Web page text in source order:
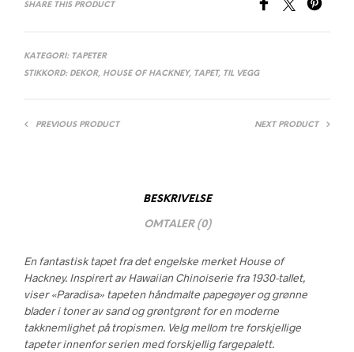
SHARE THIS PRODUCT
KATEGORI: TAPETER
STIKKORD: DEKOR, HOUSE OF HACKNEY, TAPET, TIL VEGG
PREVIOUS PRODUCT NEXT PRODUCT
BESKRIVELSE
OMTALER (0)
En fantastisk tapet fra det engelske merket House of
Hackney. Inspirert av Hawaiian Chinoiserie fra 1930-tallet,
viser «Paradisa» tapeten håndmalte papegøyer og grønne
blader i toner av sand og grøntgrønt for en moderne
takknemlighet på tropismen. Velg mellom tre forskjellige
tapeter innenfor serien med forskjellig fargepalett.